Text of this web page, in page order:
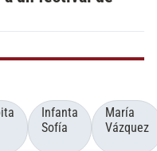
Infanta
Sofía
María
Vázquez